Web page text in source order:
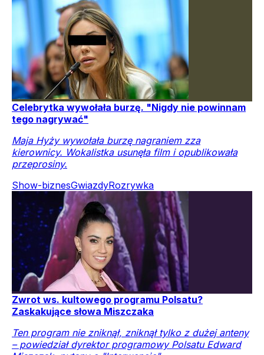
Celebrytka wywołała burzę. "Nigdy nie powinnam
tego nagrywać"
Maja Hyży wywołała burzę nagraniem zza
kierownicy. Wokalistka usunęła film i opublikowała
przeprosiny.
Show-biznesGwiazdyRozrywka
Zwrot ws. kultowego programu Polsatu?
Zaskakujące słowa Miszczaka
Ten program nie zniknął, zniknął tylko z dużej anteny
– powiedział dyrektor programowy Polsatu Edward